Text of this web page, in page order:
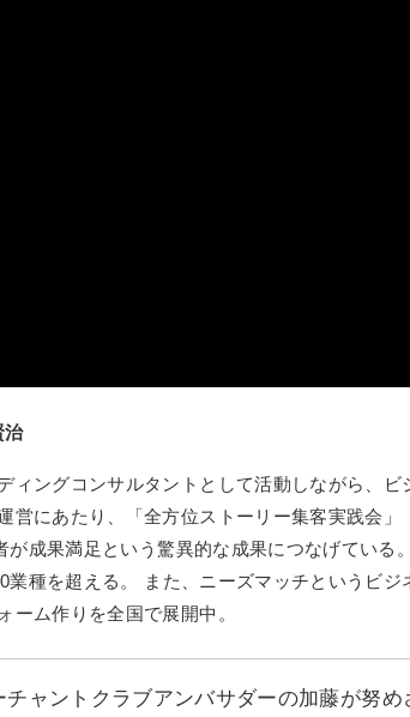
治
ィングコンサルタントとして活動しながら、ビ
営にあたり、「全方位ストーリー集客実践会」
成果満足という驚異的な成果につなげている
業種を超える。 また、ニーズマッチというビジ
ーム作りを全国で展開中。
ャントクラブアンバサダーの加藤が努め